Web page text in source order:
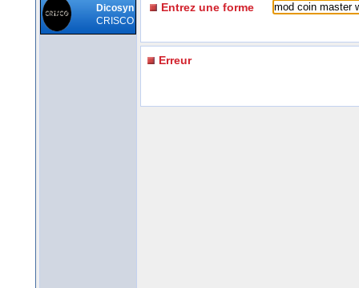
Dicosyn
CRISCO
Entrez une forme
Erreur